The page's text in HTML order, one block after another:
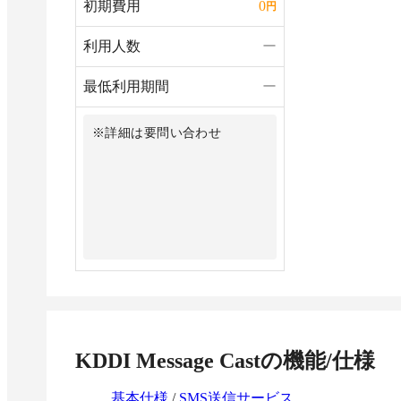
初期費用 0円
利用人数 ー
最低利用期間 ー
※詳細は要問い合わせ
KDDI Message Castの機能/仕様